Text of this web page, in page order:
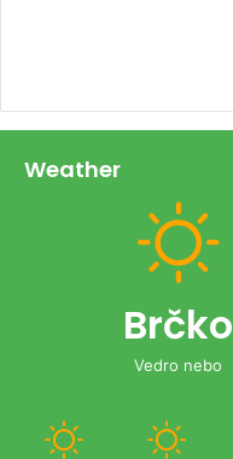
Weather
Brčko
Vedro nebo